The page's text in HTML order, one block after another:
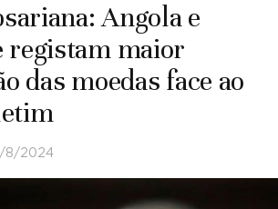
Angola e
registam maior
das moedas face ao
8/2024